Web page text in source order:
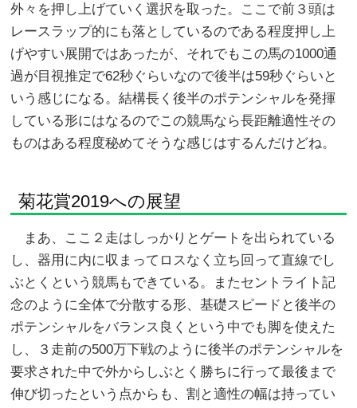
外々を押し上げていく選択を取った。ここで前３頭は
レースラップ的にも落としているのである程度押し上
げやすい展開ではあったが、それでもこの馬の1000通
過が目視推定で62秒ぐらいなので後半は59秒ぐらいと
いう感じになる。結構長く後半のポテンシャルを発揮
している形にはなるのでこの競馬なら長距離適性その
ものはある程度秘めてそうな感じはするんだけどね。
菊花賞2019への展望
まあ、ここ２走はしっかりとゲートを出られている
し、器用に内に収まってロスなく立ち回って直線でし
ぶとくという競馬もできている。またセントライト記
念のように全体で分散する形、基礎スピードと後半の
ポテンシャルをバランス良くという中でも脚を使えた
し、３走前の500万下戦のように後半のポテンシャルを
要求された中で外からしぶとく勝ちに行って最後まで
伸び切ったという点からも、割と適性の幅は持ってい